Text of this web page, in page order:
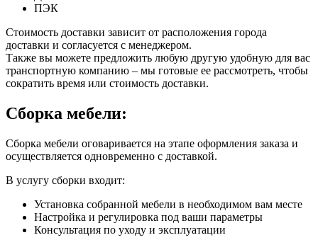
ПЭК
Стоимость доставки зависит от расположения города
доставки и согласуется с менеджером.
Также вы можете предложить любую другую удобную для вас
транспортную компанию – мы готовые ее рассмотреть, чтобы
сократить время или стоимость доставки.
Сборка мебели:
Сборка мебели оговаривается на этапе оформления заказа и
осуществляется одновременно с доставкой.
В услугу сборки входит:
Установка собранной мебели в необходимом вам месте
Настройка и регулировка под ваши параметры
Консультация по уходу и эксплуатации